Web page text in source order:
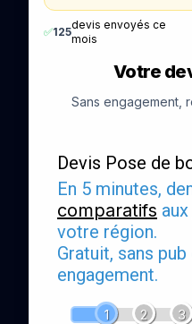
✅125
devis envoyés ce
mois
Votre
Sans engagement,
Devis Pose de
En 5 minutes,
comparatifs aux
votre région.
Gratuit, sans pub
engagement.
1 2 3